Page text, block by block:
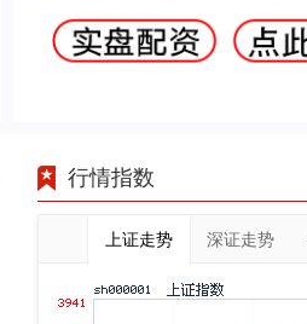
行情指数
上证走势 深证走势